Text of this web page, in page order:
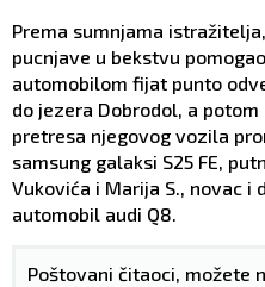
Prema sumnjama
pucnjave u bekstvu
automobilom fijat punto
do jezera Dobrodol, a potom
pretresa njegovog vozila
samsung galaksi S25 FE,
Vukovića i Marija S., novac i
automobil audi Q8.
Poštovani čitaoci, možete